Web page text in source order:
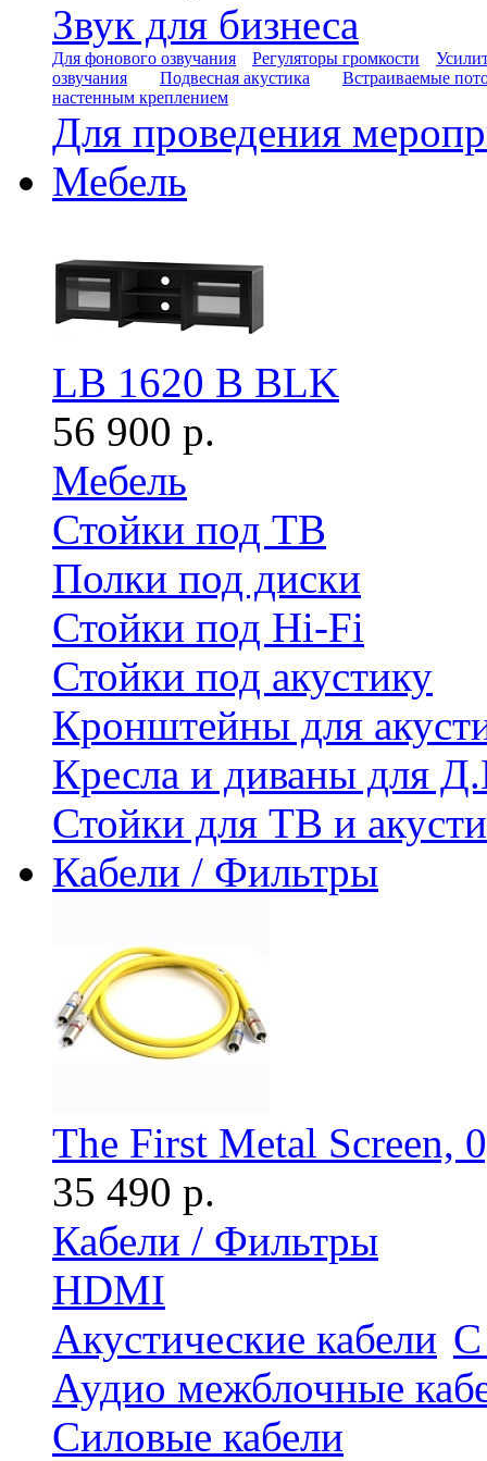
Звук для бизнеса
Для фонового озвучания Регуляторы громкости
озвучания
Подвесная акустика
Встраиваемые
настенным креплением
Для проведения
Мебель
LB 1620 B BLK
56 900 р.
Мебель
Стойки под ТВ
Полки под диски
Стойки под Hi-Fi
Стойки под акустику
Кронштейны для
Кресла и диваны для
Стойки для ТВ и
Кабели / Фильтры
The First Metal Screen,
35 490 р.
Кабели / Фильтры
HDMI
Акустические кабели С
Аудио межблочные
Силовые кабели